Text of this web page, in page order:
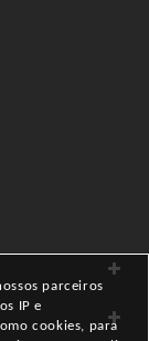
parceiros
IP e
cookies, para